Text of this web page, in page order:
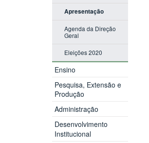
Apresentação
Agenda da Direção
Geral
Eleições 2020
Ensino
Pesquisa, Extensão e
Produção
Administração
Desenvolvimento
Institucional